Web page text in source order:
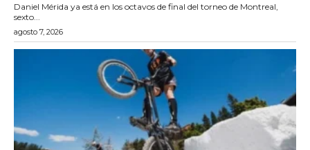
Daniel Mérida ya está en los octavos de final del torneo de Montreal,
sexto...
agosto 7, 2026